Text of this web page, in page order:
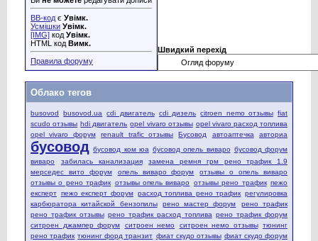
BB-код є Увімк.
Усмішки Увімк.
[IMG] код Увімк.
HTML код Вимк.
Правила форуму
Швидкий перехід
Облако тегов
busovod busovod.ua cdi двигатель cdi дизель citroen nemo отзывы fiat
scudo отзывы hdi двигатель opel vivaro отзывы opel vivaro расход топлива
opel vivaro форум
renault trafic отзывы Бусовод автоаптечка авториа
бусовод бусовод ком юа бусовод опель виваро бусовод форум
виваро
забилась канализация
замена ремня грм рено трафик 1.9
мерседес вито форум
опель виваро форум
отзывы о опель виваро
отзывы о рено трафик отзывы опель виваро отзывы рено трафик пежо
експерт пежо експерт форум расход топлива рено трафик регулировка
карбюратора китайской бензопилы
рено мастер форум
рено трафик
рено трафик отзывы рено трафик расход топлива рено трафик форум
ситроен джампер форум
ситроен немо ситроен немо отзывы тюнинг
рено трафик тюнинг форд транзит фиат скудо отзывы фиат скудо форум